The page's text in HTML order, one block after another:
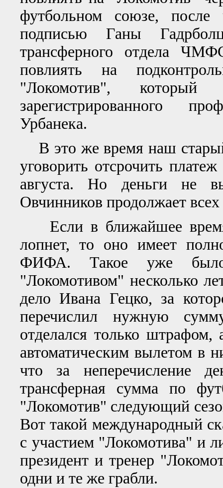
футбольном союзе,
подписью Ганы
трансферного отдела
повлиять на
"Локомотив",
зарегистрированного
Урбанека.
В это же время наш
уговорить отсрочить
августа. Но деньги не
Овчинников продолжает
Если в ближайшее время
лопнет, то оно имеет
ФИФА. Такое уже
"Локомотивом" несколько
дело Ивана Гецко, за
перечислил нужную
отделался только
автоматическим вылетом в
что за неперечисление
трансферная сумма по
"Локомотив" следующий
Вот такой международный
с участием "Локомотива" и
президент и тренер
одни и те же грабли.